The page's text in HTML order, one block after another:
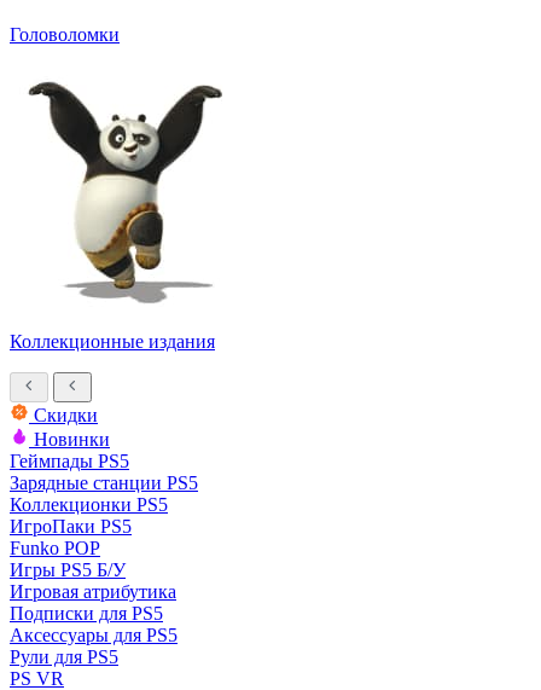
Головоломки
Коллекционные издания
Скидки
Новинки
Геймпады PS5
Зарядные станции PS5
Коллекционки PS5
ИгроПаки PS5
Funko POP
Игры PS5 Б/У
Игровая атрибутика
Подписки для PS5
Аксессуары для PS5
Рули для PS5
PS VR